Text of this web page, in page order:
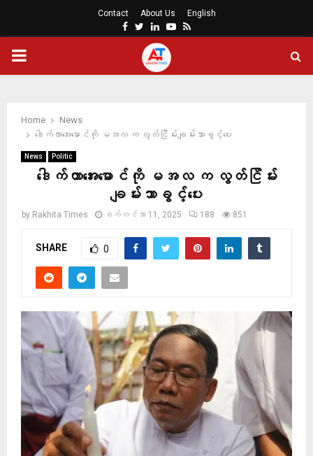
Contact About Us English
Facebook
Twitter
LinkedinYoutube
Rss
PRIMARY
Home
News
ဒေါက်တာအေးမောင်ကို မအလ က လွတ်ငြိမ်းချမ်းသာခွင့်ပေး
News Politic
ဒေါက်တာအေးမောင်ကို မအလ က လွတ်ငြိမ်း
ချမ်းသာခွင့်ပေး
by Rakhita Times စက်တင်ဘာ 11, 2025 188 851
SHARE 0